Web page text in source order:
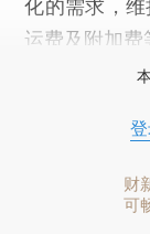
化的需求，
运费及附加费
财
可